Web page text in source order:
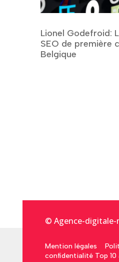
Lionel Godefroid:
SEO de première
Belgique
© Agence-
Mention légales
confidentialité Top 10